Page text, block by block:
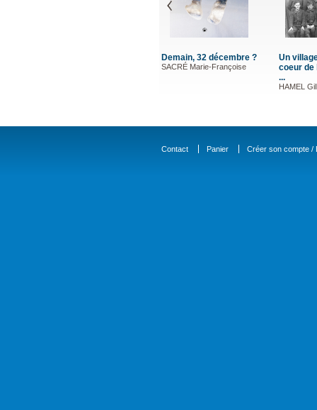
Demain, 32 décembre ?
SACRÉ Marie-Françoise
Un
coeur de
...
HAMEL
Contact Panier Créer son compte /